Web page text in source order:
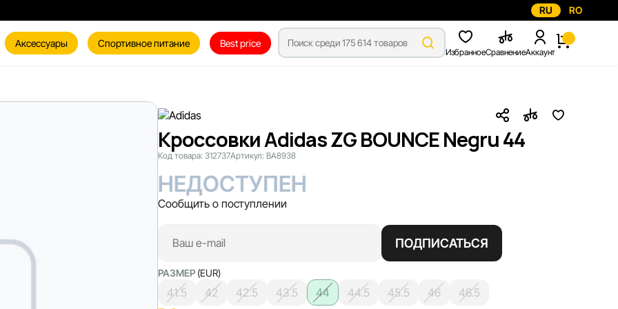
RU RO
Аксессуары Спортивное питание Best price
ИзбранноеСравнениеАккаунт
Кроссовки Adidas ZG BOUNCE Negru 44
Код товара: 312737Артикул: BA8938
НЕДОСТУПЕН
Сообщить о поступлении
ПОДПИСАТЬСЯ
РАЗМЕР (EUR)
41.5 42 42.5 43.5 44 44.5 45.5 46
46.5